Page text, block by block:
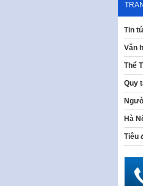
Tin
Văn
Thể
Quy
Hà
Tiêu